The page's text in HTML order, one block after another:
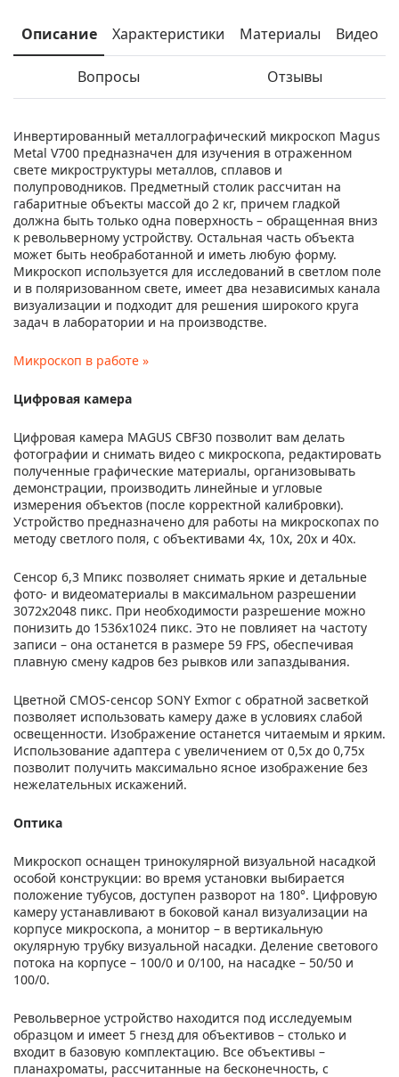
Описание Характеристики Материалы Видео
Вопросы Отзывы
Инвертированный металлографический микроскоп Magus
Metal V700 предназначен для изучения в отраженном
свете микроструктуры металлов, сплавов и
полупроводников. Предметный столик рассчитан на
габаритные объекты массой до 2 кг, причем гладкой
должна быть только одна поверхность – обращенная вниз
к револьверному устройству. Остальная часть объекта
может быть необработанной и иметь любую форму.
Микроскоп используется для исследований в светлом поле
и в поляризованном свете, имеет два независимых канала
визуализации и подходит для решения широкого круга
задач в лаборатории и на производстве.
Микроскоп в работе »
Цифровая камера
Цифровая камера MAGUS CBF30 позволит вам делать
фотографии и снимать видео с микроскопа, редактировать
полученные графические материалы, организовывать
демонстрации, производить линейные и угловые
измерения объектов (после корректной калибровки).
Устройство предназначено для работы на микроскопах по
методу светлого поля, с объективами 4х, 10х, 20х и 40х.
Сенсор 6,3 Мпикс позволяет снимать яркие и детальные
фото- и видеоматериалы в максимальном разрешении
3072x2048 пикс. При необходимости разрешение можно
понизить до 1536x1024 пикс. Это не повлияет на частоту
записи – она останется в размере 59 FPS, обеспечивая
плавную смену кадров без рывков или запаздывания.
Цветной CMOS-сенсор SONY Exmor с обратной засветкой
позволяет использовать камеру даже в условиях слабой
освещенности. Изображение останется читаемым и ярким.
Использование адаптера с увеличением от 0,5х до 0,75х
позволит получить максимально ясное изображение без
нежелательных искажений.
Оптика
Микроскоп оснащен тринокулярной визуальной насадкой
особой конструкции: во время установки выбирается
положение тубусов, доступен разворот на 180°. Цифровую
камеру устанавливают в боковой канал визуализации на
корпусе микроскопа, а монитор – в вертикальную
окулярную трубку визуальной насадки. Деление светового
потока на корпусе – 100/0 и 0/100, на насадке – 50/50 и
100/0.
Револьверное устройство находится под исследуемым
образцом и имеет 5 гнезд для объективов – столько и
входит в базовую комплектацию. Все объективы –
планахроматы, рассчитанные на бесконечность, с